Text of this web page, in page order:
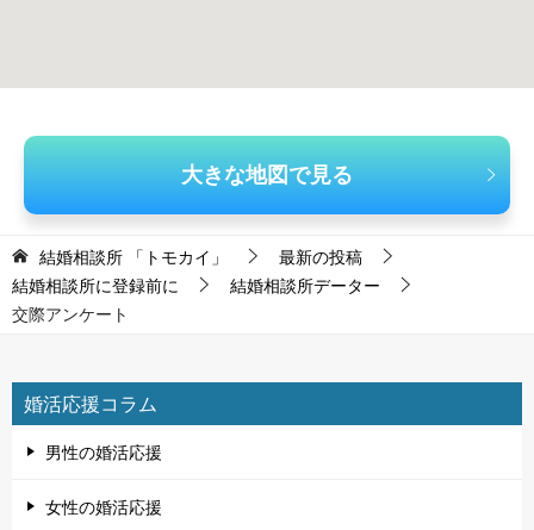
大きな地図で見る
結婚相談所 「トモカイ」
最新の投稿
結婚相談所に登録前に
結婚相談所データー
交際アンケート
婚活応援コラム
男性の婚活応援
女性の婚活応援